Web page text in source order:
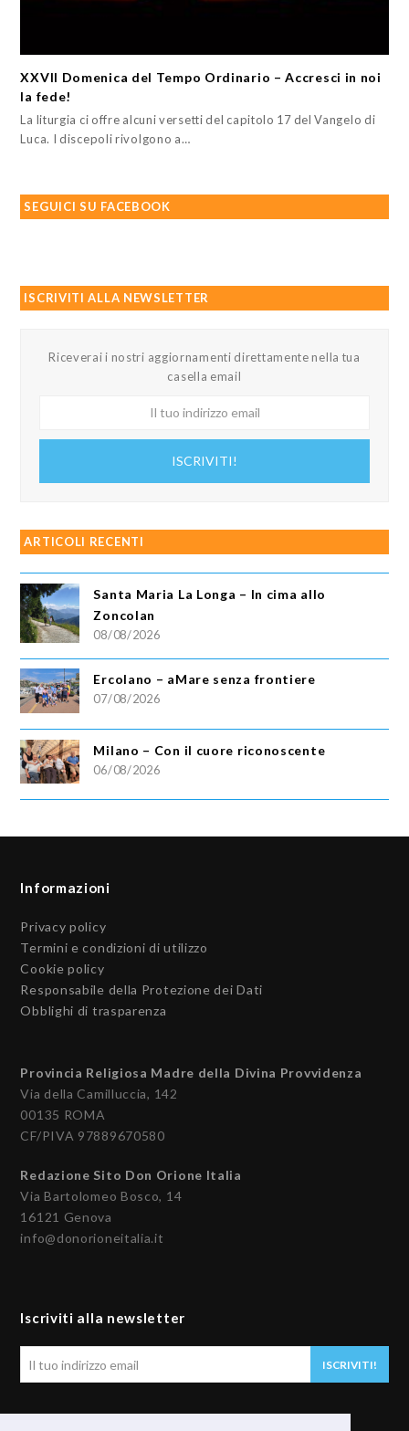
XXVII Domenica del Tempo Ordinario – Accresci in noi
la fede!
La liturgia ci offre alcuni versetti del capitolo 17 del Vangelo di
Luca. I discepoli rivolgono a…
SEGUICI SU FACEBOOK
ISCRIVITI ALLA NEWSLETTER
Riceverai i nostri aggiornamenti direttamente nella tua
casella email
ISCRIVITI!
ARTICOLI RECENTI
Santa Maria La Longa – In cima allo
Zoncolan
08/08/2026
Ercolano – aMare senza frontiere
07/08/2026
Milano – Con il cuore riconoscente
06/08/2026
Informazioni
Privacy policy
Termini e condizioni di utilizzo
Cookie policy
Responsabile della Protezione dei Dati
Obblighi di trasparenza
Provincia Religiosa Madre della Divina Provvidenza
Via della Camilluccia, 142
00135 ROMA
CF/PIVA 97889670580
Redazione Sito Don Orione Italia
Via Bartolomeo Bosco, 14
16121 Genova
info@donorioneitalia.it
Iscriviti alla newsletter
ISCRIVITI!